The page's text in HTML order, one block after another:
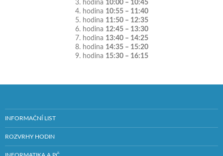
3. hodina 10:00 – 10:45
4. hodina 10:55 – 11:40
5. hodina 11:50 – 12:35
6. hodina 12:45 – 13:30
7. hodina 13:40 – 14:25
8. hodina 14:35 – 15:20
9. hodina 15:30 – 16:15
INFORMAČNÍ LIST
ROZVRHY HODIN